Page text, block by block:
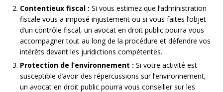
Contentieux fiscal : Si vous estimez que l’administration
fiscale vous a imposé injustement ou si vous faites l’objet
d’un contrôle fiscal, un avocat en droit public pourra vous
accompagner tout au long de la procédure et défendre vos
intérêts devant les juridictions compétentes.
Protection de l’environnement : Si votre activité est
susceptible d’avoir des répercussions sur l’environnement,
un avocat en droit public pourra vous conseiller sur les